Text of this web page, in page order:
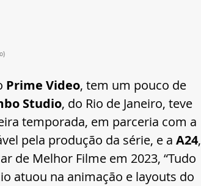
Prime Video, tem um pouco de
Studio, do Rio de Janeiro, teve
temporada, em parceria com a
pela produção da série, e a A24,
de Melhor Filme em 2023, “Tudo
atuou na animação e layouts do